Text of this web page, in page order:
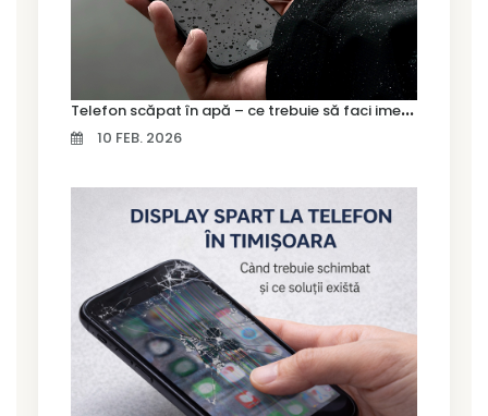
T
elefon scăpat în apă – ce trebuie să faci imediat și ce greșeli să eviți
10 FEB. 2026